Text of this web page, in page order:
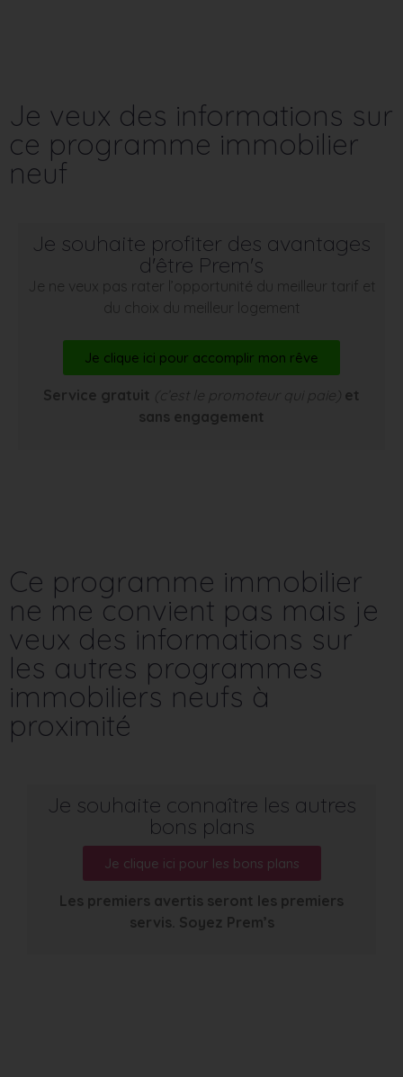
Je veux des informations sur
ce programme immobilier
neuf
Je souhaite profiter des avantages
d'être Prem's
Je ne veux pas rater l’opportunité du meilleur tarif et
du choix du meilleur logement
Je clique ici pour accomplir mon rêve
Service gratuit (c’est le promoteur qui paie) et
sans engagement
Ce programme immobilier
ne me convient pas mais je
veux des informations sur
les autres programmes
immobiliers neufs à
proximité
Je souhaite connaître les autres
bons plans
Je clique ici pour les bons plans
Les premiers avertis seront les premiers
servis. Soyez Prem’s